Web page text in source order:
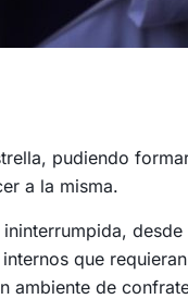
pudiendo
a la misma.
que
ambiente de